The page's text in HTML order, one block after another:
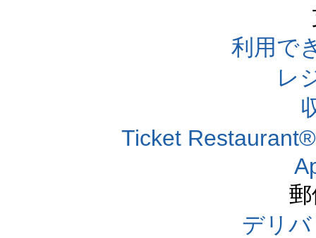
利用で
レ
Ticket
デリ